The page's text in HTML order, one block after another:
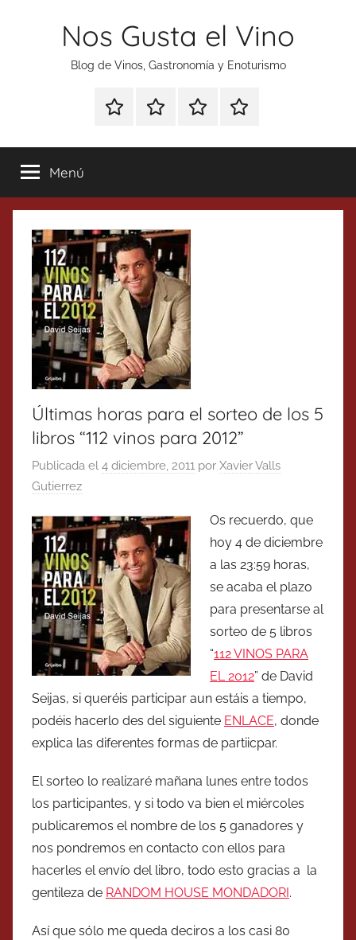
Nos Gusta el Vino
Blog de Vinos, Gastronomía y Enoturismo
Especial
Tonics
Enoturismo
Gastronomía
RankingContacto
Menú
Últimas horas para el sorteo de los 5
libros “112 vinos para 2012”
Publicada el 4 diciembre, 2011 por Xavier Valls
Gutierrez
Os recuerdo, que
hoy 4 de diciembre
a las 23:59 horas,
se acaba el plazo
para presentarse al
sorteo de 5 libros
“112 VINOS PARA
EL 2012” de David
Seijas, si queréis participar aun estáis a tiempo,
podéis hacerlo des del siguiente ENLACE, donde
explica las diferentes formas de partiicpar.
El sorteo lo realizaré mañana lunes entre todos
los participantes, y si todo va bien el miércoles
publicaremos el nombre de los 5 ganadores y
nos pondremos en contacto con ellos para
hacerles el envío del libro, todo esto gracias a la
gentileza de RANDOM HOUSE MONDADORI .
Así que sólo me queda deciros a los casi 80